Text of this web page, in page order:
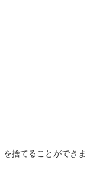
捨てることができま